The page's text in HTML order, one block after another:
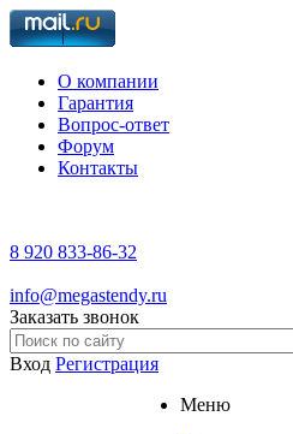
О компании
Гарантия
Вопрос-ответ
Форум
Контакты
8 920 833-86-32
info@megastendy.ru
Заказать звонок
Вход Регистрация
Меню